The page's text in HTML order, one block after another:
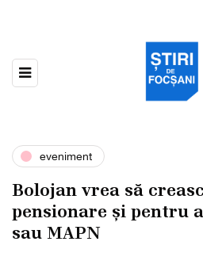
eveniment
Bolojan vrea să
pensionare și pentru
sau MAPN